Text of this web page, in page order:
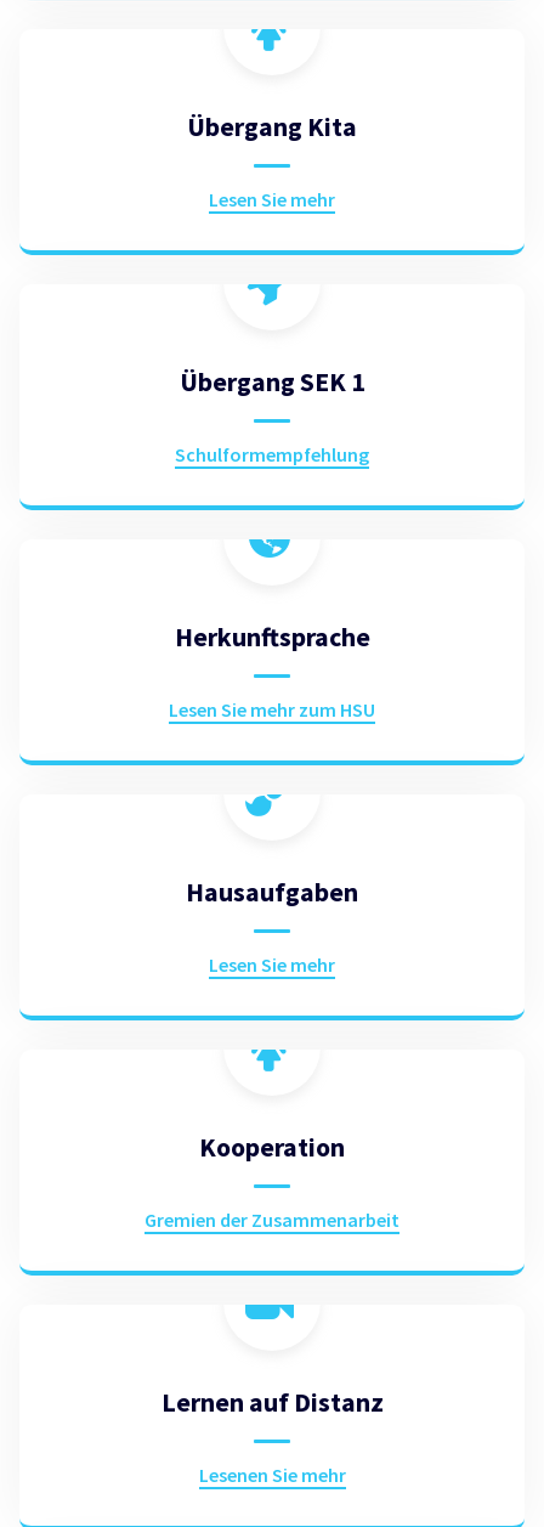
Übergang Kita
Lesen Sie mehr
Übergang SEK 1
Schulformempfehlung
Herkunftsprache
Lesen Sie mehr zum HSU
Hausaufgaben
Lesen Sie mehr
Kooperation
Gremien der Zusammenarbeit
Lernen auf Distanz
Lesenen Sie mehr